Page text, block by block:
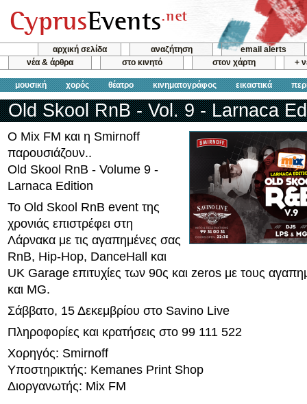
αρχική σελίδα αναζήτηση
email alerts
νέα & άρθρα
στο κινητό στον χάρτη +
μουσική χορός θέατρο κινηματογράφος εικαστικά
Old Skool RnB - Vol. 9 - Larnaca
O Mix FM και η Smirnoff
παρουσιάζουν..
Old Skool RnB - Volume 9 -
Larnaca Edition
To Old Skool RnB event της
χρονιάς επιστρέφει στη
Λάρνακα με τις αγαπημένες σας
RnB, Hip-Hop, DanceHall και
UK Garage επιτυχίες των 90ς και zeros με τους
και MG.
Σάββατο, 15 Δεκεμβρίου στο Savino Live
Πληροφορίες και κρατήσεις στο 99 111 522
Χορηγός: Smirnoff
Υποστηρικτής: Kemanes Print Shop
Διοργανωτής: Mix FM